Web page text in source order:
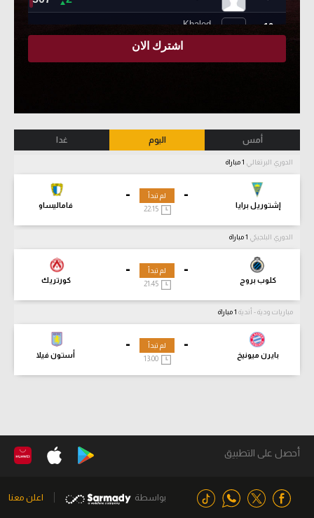
أمس اليوم غدا
الدوري البرتغالي
-
إشتوريل برايا
-
فاماليساو
لم تبدأ
22:15
الدوري البلجيكي
-
كلوب بروج
-
كورتريك
لم تبدأ
21:45
مباريات ودية - أندية
-
بايرن ميونيخ
-
أستون فيلا
لم تبدأ
13:00
أحصل على التطبيق
بواسطة اعلن معنا